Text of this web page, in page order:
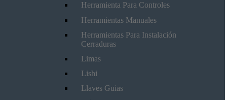
Herramienta Para Controles
Herramientas Manuales
Herramientas Para Instalación
Cerraduras
Limas
Lishi
Llaves Guias